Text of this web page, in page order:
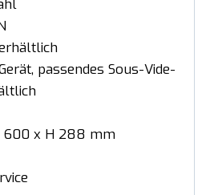
passendes Sous-Vide-
600 x H 288 mm